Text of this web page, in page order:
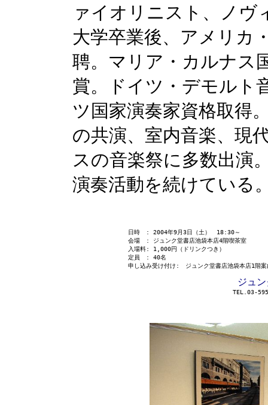
ァイオリニスト、ノヴ
大学卒業後、アメリカ
聘。マリア・カルナス
賞。ドイツ・デモルト
ツ国家演奏家資格取得
の共演、室内音楽、現
スの音楽祭に多数出演
演奏活動を続けている
日時 : 2004年9月3日（土） 18:30～
会場 : ジュンク堂書店池袋本店4階喫茶室
入場料: 1,000円（ドリンクつき）
定員 : 40名
申し込み受け付け: ジュンク堂書店池袋本店1階案
ジュ
TEL.03-